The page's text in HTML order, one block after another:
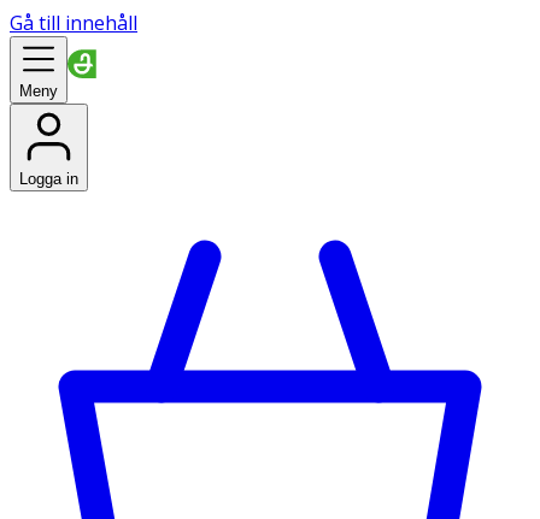
Gå till innehåll
Meny
Logga in